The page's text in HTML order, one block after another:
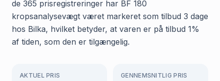
de 365 prisregistreringer har BF 180
kropsanalysevægt været markeret som tilbud 3 dage
hos Bilka, hvilket betyder, at varen er på tilbud 1%
af tiden, som den er tilgængelig.
AKTUEL PRIS GENNEMSNITLIG PRIS